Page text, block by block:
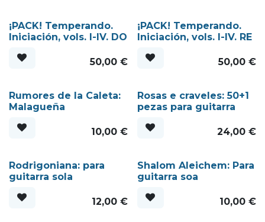
¡PACK! Temperando.
Iniciación, vols. I-IV. DO
50,00€
¡PACK! Temperando.
Iniciación, vols. I-IV. RE
50,00€
Rumores de la Caleta:
Malagueña
10,00€
Rosas e craveles: 50+1
pezas para guitarra
24,00€
Rodrigoniana: para
guitarra sola
12,00€
Shalom Aleichem: Para
guitarra soa
10,00€